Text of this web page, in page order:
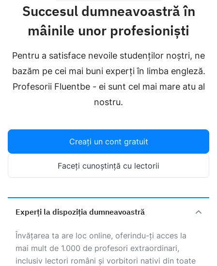
Succesul dumneavoastră în
mâinile unor profesioniști
Pentru a satisface nevoile studenților noștri, ne
bazăm pe cei mai buni experți în limba engleză.
Profesorii Fluentbe - ei sunt cel mai mare atu al
nostru.
Creați un cont gratuit
Faceți cunoștință cu lectorii
Experți la dispoziția dumneavoastră
Învățarea ta are loc online, oferindu-ți acces la
mai mult de 1.000 de profesori extraordinari,
inclusiv lectori români și vorbitori nativi din toate